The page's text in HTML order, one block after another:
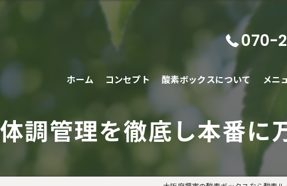
070-
ホーム コンセプト 酸素ボックスについて メニ
調管理を徹底し本番に